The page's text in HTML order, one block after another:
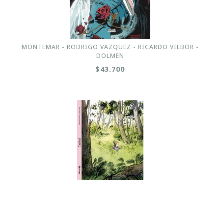
MONTEMAR - RODRIGO VAZQUEZ - RICARDO VILBOR -
DOLMEN
$43.700